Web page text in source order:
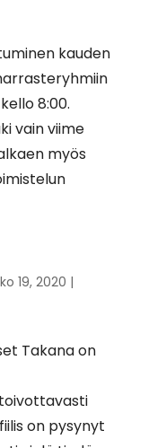
kauden
8:00.
vain viime
myös
19, 2020 |
Takana on
on pysynyt